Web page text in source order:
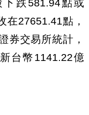
跌581.94點或
在27651.41點，
券交易所統計，
台幣1141.22億